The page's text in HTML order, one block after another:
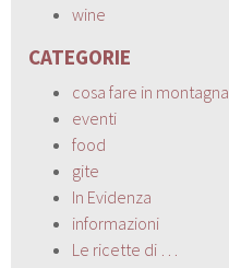
wine
CATEGORIE
cosa fare in montagna
eventi
food
gite
In Evidenza
informazioni
Le ricette di …